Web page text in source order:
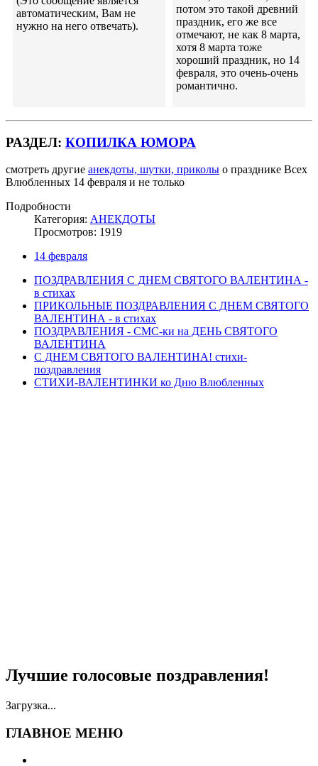
автоматическим, Вам не
нужно на него отвечать).
потом это такой древний
праздник, его же все
отмечают, не как 8 марта,
хотя 8 марта тоже
хороший праздник, но 14
февраля, это очень-очень
романтично.
РАЗДЕЛ: КОПИЛКА ЮМОРА
смотреть другие анекдоты, шутки, приколы о празднике Всех
Влюбленных 14 февраля и не только
Подробности
Категория: АНЕКДОТЫ
Просмотров: 1919
14 февраля
ПОЗДРАВЛЕНИЯ С ДНЕМ СВЯТОГО ВАЛЕНТИНА -
в стихах
ПРИКОЛЬНЫЕ ПОЗДРАВЛЕНИЯ С ДНЕМ СВЯТОГО
ВАЛЕНТИНА - в стихах
ПОЗДРАВЛЕНИЯ - СМС-ки на ДЕНЬ СВЯТОГО
ВАЛЕНТИНА
С ДНЕМ СВЯТОГО ВАЛЕНТИНА! стихи-
поздравления
СТИХИ-ВАЛЕНТИНКИ ко Дню Влюбленных
Лучшие голосовые поздравления!
Загрузка...
ГЛАВНОЕ МЕНЮ